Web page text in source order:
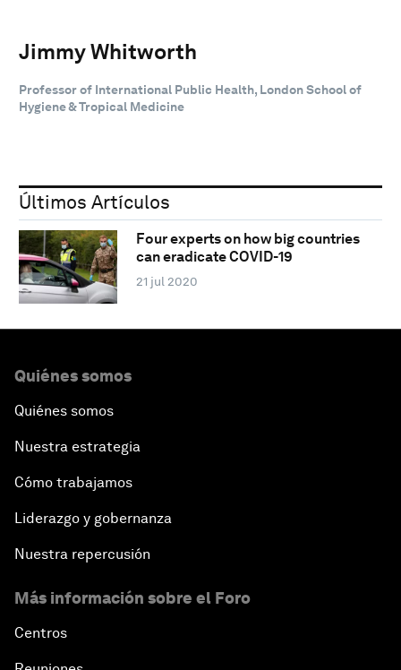
Jimmy Whitworth
Professor of International Public Health, London School of
Hygiene & Tropical Medicine
Últimos Artículos
Four experts on how big countries
can eradicate COVID-19
21 jul 2020
Quiénes somos
Quiénes somos
Nuestra estrategia
Cómo trabajamos
Liderazgo y gobernanza
Nuestra repercusión
Más información sobre el Foro
Centros